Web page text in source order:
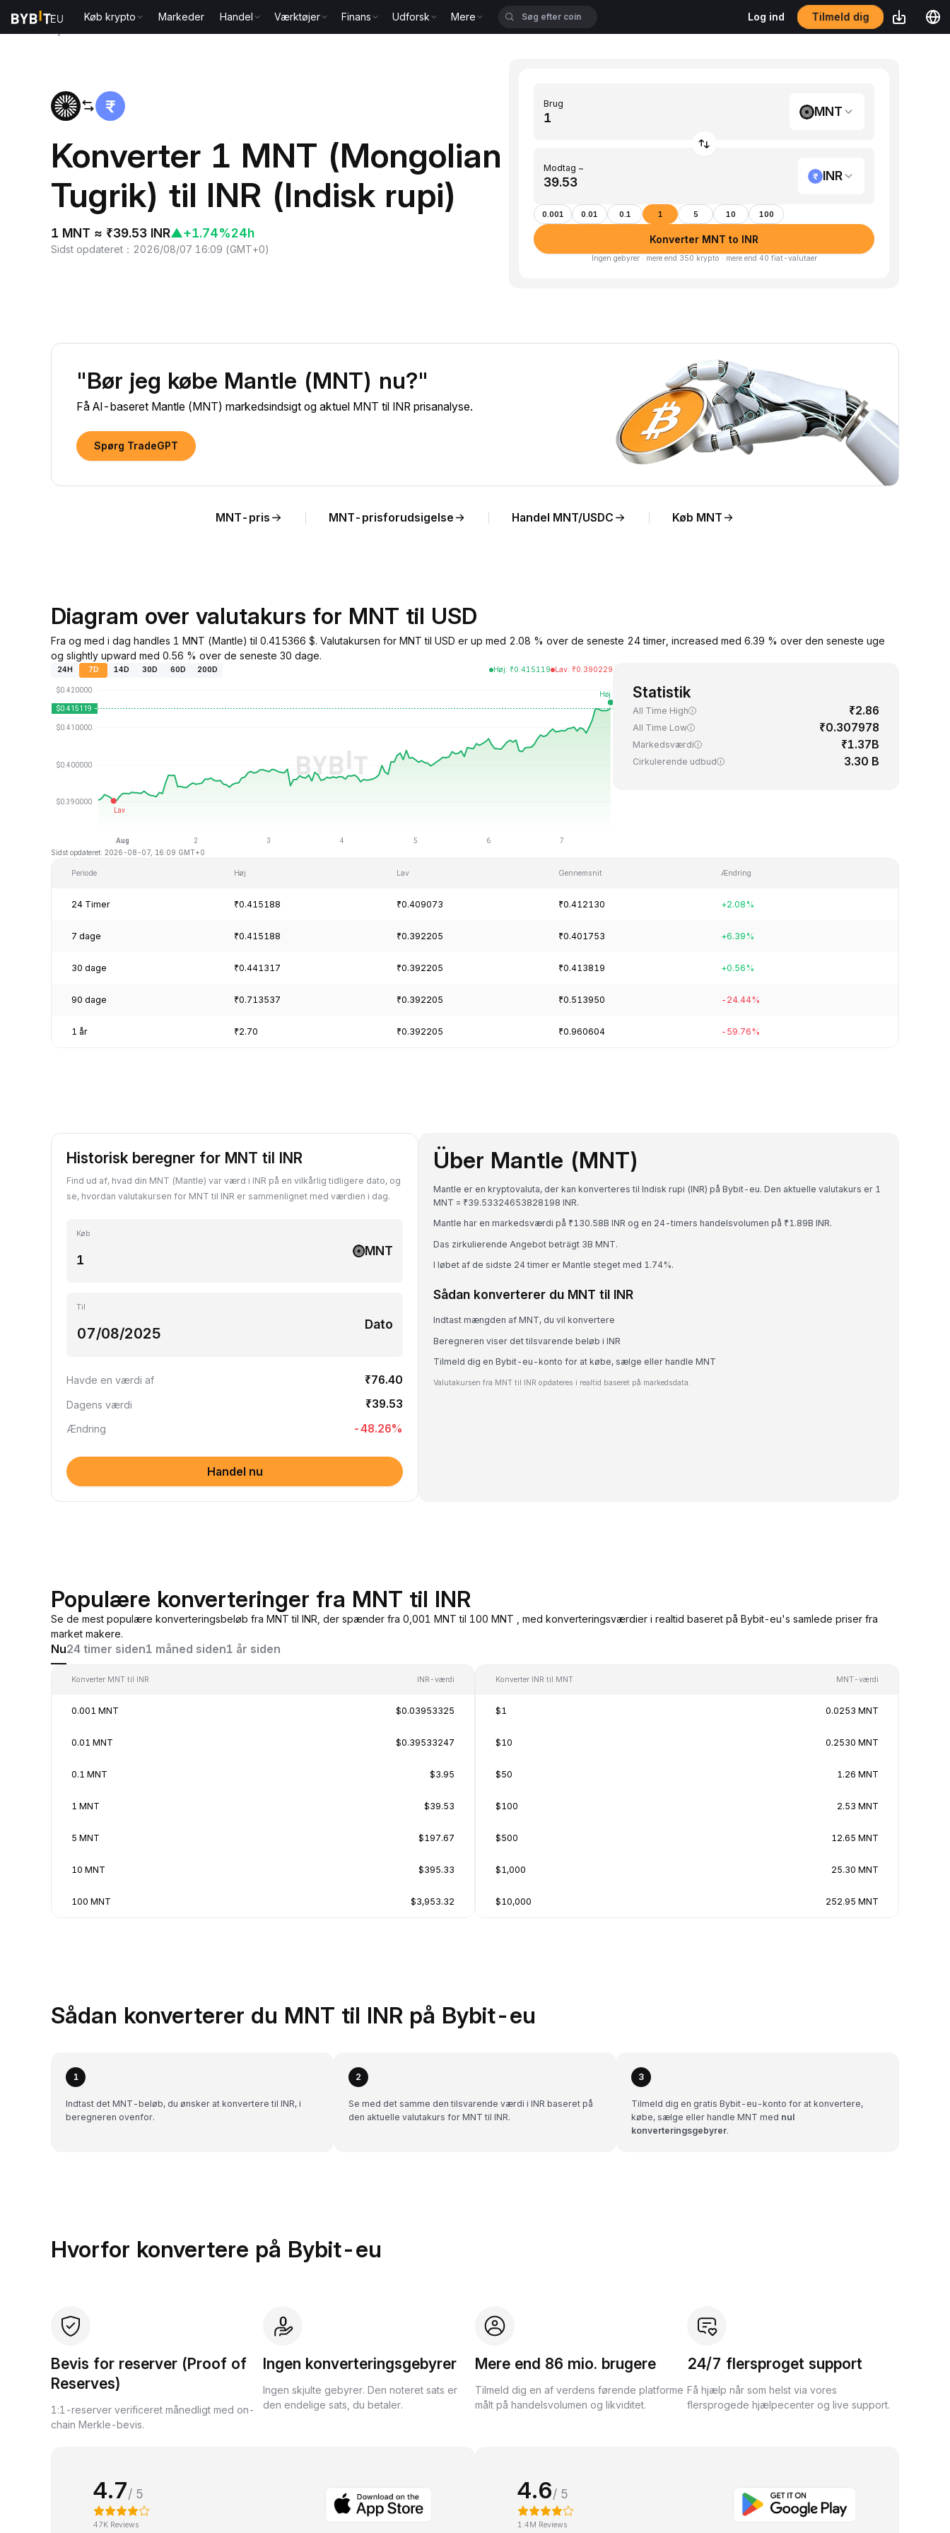
Køb krypto Markeder Handel Værktøjer Finans Udforsk Mere Log ind Tilmeld dig
Konverter 1 MNT (Mongolian
Tugrik) til INR (Indisk rupi)
1 MNT ≈ ₹39.53 INR▲+1.74%24h
Sidst opdateret ： 2026/08/07 16:09 (GMT+0)
Brug
MNT
Modtag ~
INR
0.001 0.01 0.1 1 5 10 100
Konverter MNT to INR
Ingen gebyrer · mere end 350 krypto · mere end 40 fiat-valutaer
"Bør jeg købe Mantle (MNT) nu?"
Få AI-baseret Mantle (MNT) markedsindsigt og aktuel MNT til INR prisanalyse.
Spørg TradeGPT
MNT-pris MNT-prisforudsigelse Handel MNT/USDC Køb MNT
Diagram over valutakurs for MNT til USD
Fra og med i dag handles 1 MNT (Mantle) til 0.415366 $. Valutakursen for MNT til USD er up med 2.08 % over de seneste 24 timer, increased med 6.39 % over den seneste uge
og slightly upward med 0.56 % over de seneste 30 dage.
24H 7D 14D 30D 60D 200D Høj: ₹0.415119 Lav: ₹0.390229
Sidst opdateret: 2026-08-07, 16:09 GMT+0
Statistik
All Time High ₹2.86
All Time Low ₹0.307978
Markedsværdi ₹1.37B
Cirkulerende udbud 3.30 B
Periode Høj Lav Gennemsnit Ændring
24 Timer ₹0.415188 ₹0.409073 ₹0.412130 +2.08%
7 dage ₹0.415188 ₹0.392205 ₹0.401753 +6.39%
30 dage ₹0.441317 ₹0.392205 ₹0.413819 +0.56%
90 dage ₹0.713537 ₹0.392205 ₹0.513950 -24.44%
1 år ₹2.70 ₹0.392205 ₹0.960604 -59.76%
Historisk beregner for MNT til INR
Find ud af, hvad din MNT (Mantle) var værd i INR på en vilkårlig tidligere dato, og
se, hvordan valutakursen for MNT til INR er sammenlignet med værdien i dag.
Køb
MNT
Til
Dato
Havde en værdi af ₹76.40
Dagens værdi ₹39.53
Ændring -48.26%
Handel nu
Über Mantle (MNT)
Mantle er en kryptovaluta, der kan konverteres til Indisk rupi (INR) på Bybit-eu. Den aktuelle valutakurs er 1
MNT = ₹39.53324653828198 INR.
Mantle har en markedsværdi på ₹130.58B INR og en 24-timers handelsvolumen på ₹1.89B INR.
Das zirkulierende Angebot beträgt 3B MNT.
I løbet af de sidste 24 timer er Mantle steget med 1.74%.
Sådan konverterer du MNT til INR
Indtast mængden af MNT, du vil konvertere
Beregneren viser det tilsvarende beløb i INR
Tilmeld dig en Bybit-eu-konto for at købe, sælge eller handle MNT
Valutakursen fra MNT til INR opdateres i realtid baseret på markedsdata.
Populære konverteringer fra MNT til INR
Se de mest populære konverteringsbeløb fra MNT til INR, der spænder fra 0,001 MNT til 100 MNT , med konverteringsværdier i realtid baseret på Bybit-eu's samlede priser fra
market makere.
Nu24 timer siden1 måned siden1 år siden
Konverter MNT til INR INR-værdi
0.001 MNT $0.03953325
0.01 MNT $0.39533247
0.1 MNT $3.95
1 MNT $39.53
5 MNT $197.67
10 MNT $395.33
100 MNT $3,953.32
Konverter INR til MNT MNT-værdi
$1 0.0253 MNT
$10 0.2530 MNT
$50 1.26 MNT
$100 2.53 MNT
$500 12.65 MNT
$1,000 25.30 MNT
$10,000 252.95 MNT
Sådan konverterer du MNT til INR på Bybit-eu
1
Indtast det MNT-beløb, du ønsker at konvertere til INR, i
beregneren ovenfor.
2
Se med det samme den tilsvarende værdi i INR baseret på
den aktuelle valutakurs for MNT til INR.
3
Tilmeld dig en gratis Bybit-eu-konto for at konvertere,
købe, sælge eller handle MNT med nul
konverteringsgebyrer.
Hvorfor konvertere på Bybit-eu
Bevis for reserver (Proof of
Reserves)
1:1-reserver verificeret månedligt med on-
chain Merkle-bevis.
Ingen konverteringsgebyrer
Ingen skjulte gebyrer. Den noteret sats er
den endelige sats, du betaler.
Mere end 86 mio. brugere
Tilmeld dig en af verdens førende platforme
målt på handelsvolumen og likviditet.
24/7 flersproget support
Få hjælp når som helst via vores
flersprogede hjælpecenter og live support.
4.7/ 5
47K Reviews
4.6/ 5
1.4M Reviews